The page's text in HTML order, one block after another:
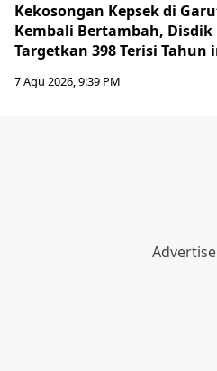
Kekosongan Kepsek di
Kembali Bertambah, Disdik
Targetkan 398 Terisi Tahun
7 Agu 2026, 9:39 PM